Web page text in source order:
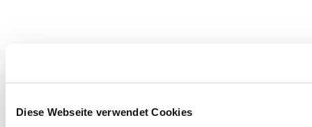
Diese Webseite verwendet Cookies